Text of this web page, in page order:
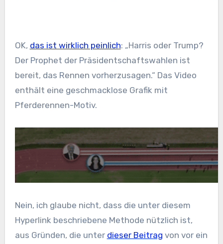
OK, das ist wirklich peinlich: „Harris oder Trump?
Der Prophet der Präsidentschaftswahlen ist
bereit, das Rennen vorherzusagen.“ Das Video
enthält eine geschmacklose Grafik mit
Pferderennen-Motiv.
Nein, ich glaube nicht, dass die unter diesem
Hyperlink beschriebene Methode nützlich ist,
aus Gründen, die unter dieser Beitrag von vor ein